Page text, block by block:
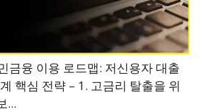
금융 이용 로드맵: 저신용자 대출
핵심 전략 – 1. 고금리 탈출을 위
...